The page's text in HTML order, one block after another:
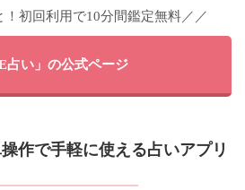
！初回利用で10分間鑑定無料／／
占い」の公式ページ
作で手軽に使える占いアプリ